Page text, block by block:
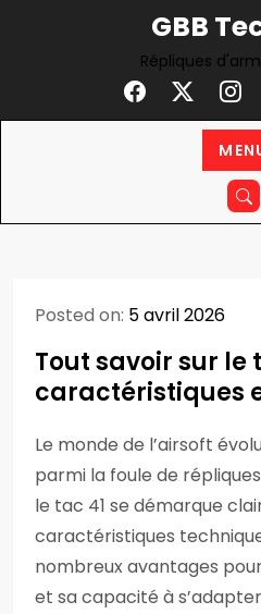
GBB
Répliques
Posted on: 5 avril 2026
Tout savoir sur le
caractéristiques
Le monde de l’airsoft
parmi la foule de
le tac 41 se démarque
caractéristiques
nombreux avantages
et sa capacité à